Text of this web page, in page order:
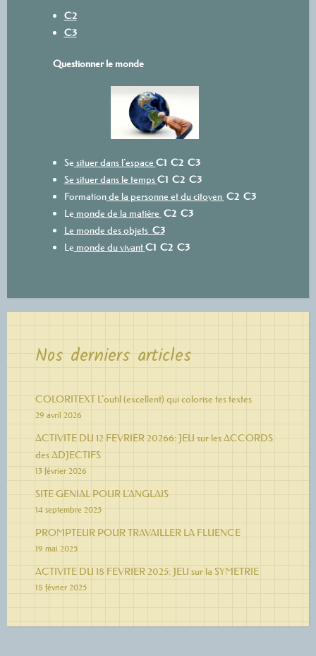
C2
C3
Questionner le monde
Se situer dans l’espace C1 C2 C3
Se situer dans le tempsC1 C2 C3
Formationde la personne et du citoyen C2 C3
Le monde de la matière C2 C3
Le monde des objets C3
Le monde du vivantC1 C2 C3
Nos derniers articles
COLORITEXT L’outil (excellent) qui colorise tes textes
29 avril 2026
ACTIVITE DU 12 FEVRIER 20266: JEU sur les ACCORDS
des ADJECTIFS
13 février 2026
SITE GENIAL POUR L’ANGLAIS
14 septembre 2025
PROMPTEUR POUR TRAVAILLER LA FLUENCE
19 mai 2025
ACTIVITE DU 18 FEVRIER 2025: JEU sur la SYMETRIE
18 février 2025